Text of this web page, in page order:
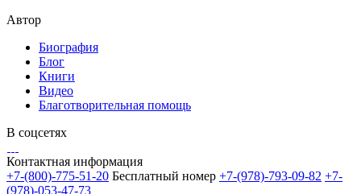
Автор
Биография
Блог
Книги
Видео
Благотворительная помощь
В соцсетях
Контактная информация
+7-(800)-775-51-20 Бесплатный номер +7-(978)-793-09-82 +7-
(978)-053-47-73